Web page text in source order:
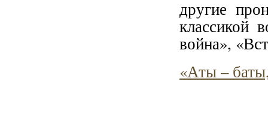
другие
классикой
война»,
«Аты –